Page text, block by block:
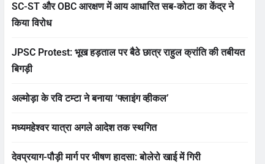
SC-ST और OBC आरक्षण में आय आधारित सब-कोटा का केंद्र ने
किया विरोध
JPSC Protest: भूख हड़ताल पर बैठे छात्र राहुल क्रांति की तबीयत
बिगड़ी
अल्मोड़ा के रवि टम्टा ने बनाया ‘फ्लाइंग व्हीकल’
मध्यमहेश्वर यात्रा अगले आदेश तक स्थगित
देवप्रयाग-पौड़ी मार्ग पर भीषण हादसा: बोलेरो खाई में गिरी